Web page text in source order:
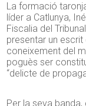
La formació
líder a Catlunya,
Fiscalia del
presentar un
coneixement del
poguès ser
“delicte de
Per la seva